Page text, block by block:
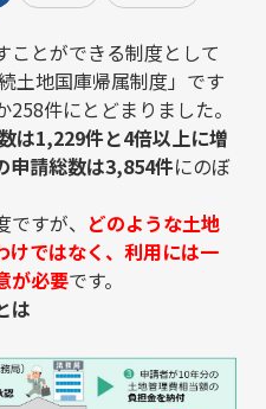
ことができる制度として
土地国庫帰属制度」です
件にとどまりました。
は1,229件と4倍以上に増
申請総数は3,854件にのぼ
すが、 どのような土地
けではなく、利用には一
が必要です。
は